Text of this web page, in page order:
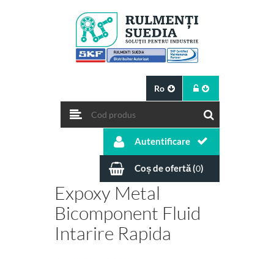
Ro
Autentificare
Coș de ofertă (0)
Expoxy Metal
Bicomponent Fluid
Intarire Rapida